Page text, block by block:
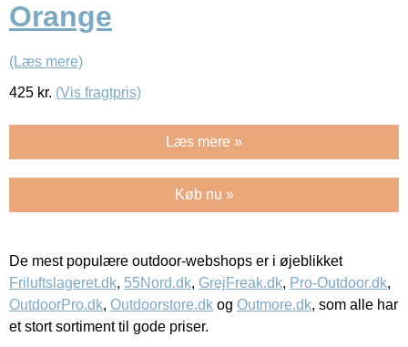
Orange
(Læs mere)
425 kr. (Vis fragtpris)
Læs mere »
Køb nu »
De mest populære outdoor-webshops er i øjeblikket
Friluftslageret.dk, 55Nord.dk, GrejFreak.dk, Pro-Outdoor.dk,
OutdoorPro.dk, Outdoorstore.dk og Outmore.dk, som alle har
et stort sortiment til gode priser.